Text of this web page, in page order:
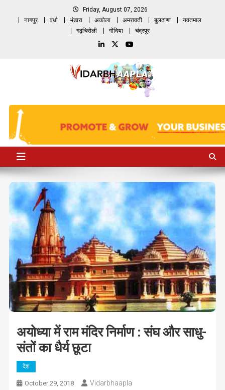
Friday, August 07, 2026
नागपुर
वर्धा भंडारा अकोला अमरावती बुलढाणा
यवतमाल
गढ़चिरोली
गोंदिया चंद्रपुर
अयोध्या में राम मंदिर निर्माण : संघ और साधु-
संतों का धैर्य छूटा
देश
October 29, 2018 Vidarbhaapla